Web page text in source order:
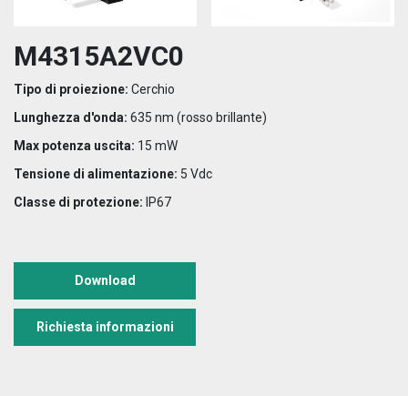
M4315A2VC0
Tipo di proiezione: Cerchio
Lunghezza d'onda: 635 nm (rosso brillante)
Max potenza uscita: 15 mW
Tensione di alimentazione: 5 Vdc
Classe di protezione: IP67
Download
Richiesta informazioni